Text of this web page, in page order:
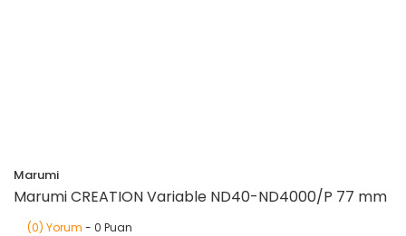
Marumi
Marumi CREATION Variable ND40-ND4000/P 77 mm
(0) Yorum - 0 Puan